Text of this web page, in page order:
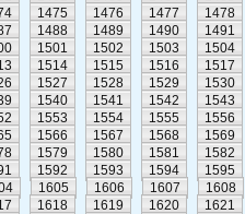
1475 1476 1477
1478
1488 1489 1490
1491
1501 1502 1503
1504
1514 1515 1516
1517
1527 1528 1529
1530
1540 1541 1542
1543
1553 1554 1555
1556
1566 1567 1568
1569
1579 1580 1581
1582
1592 1593 1594
1595
1605 1606 1607
1608
1618 1619 1620
1621